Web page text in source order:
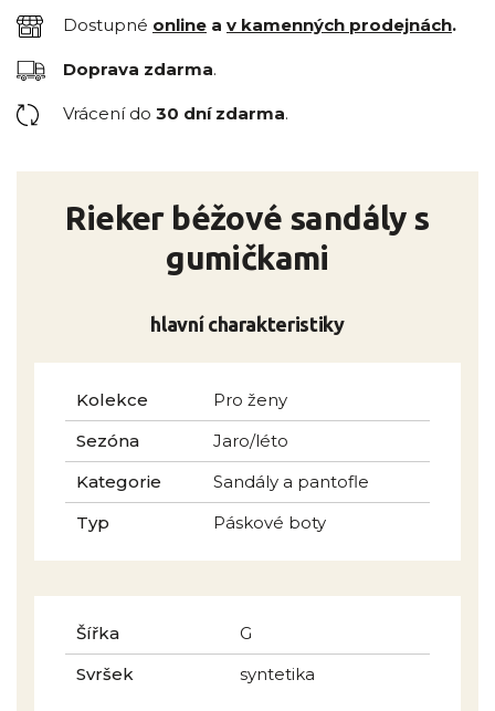
Dostupné online a v kamenných prodejnách.
Doprava zdarma.
Vrácení do 30 dní zdarma.
Rieker béžové sandály s
gumičkami
hlavní charakteristiky
Kolekce
Pro ženy
Sezóna
Jaro/léto
Kategorie
Sandály a pantofle
Typ
Páskové boty
Šířka
G
Svršek
syntetika